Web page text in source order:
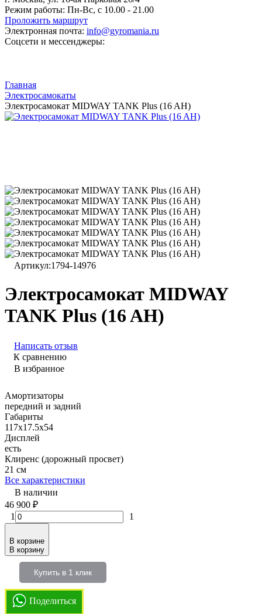
Режим работы: Пн-Вс, с 10.00 - 21.00
Проложить маршрут
Электронная почта: info@gyromania.ru
Соцсети и мессенджеры:
Главная
Электросамокаты
Электросамокат MIDWAY TANK Plus (16 AH)
Артикул:1794-14976
Электросамокат MIDWAY
TANK Plus (16 AH)
Написать отзыв
К сравнению
В избранное
Амортизаторы
передний и задний
Габариты
117x17.5x54
Дисплей
есть
Клиренс (дорожный просвет)
21 см
Все характеристики
В наличии
46 900 ₽
1
1
В корзине
В корзину
Купить в 1 клик
Поделиться